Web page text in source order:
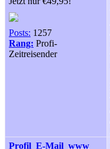
Posts: 1257
Rang: Profi-
Zeitreisender
Profil E-Mail www